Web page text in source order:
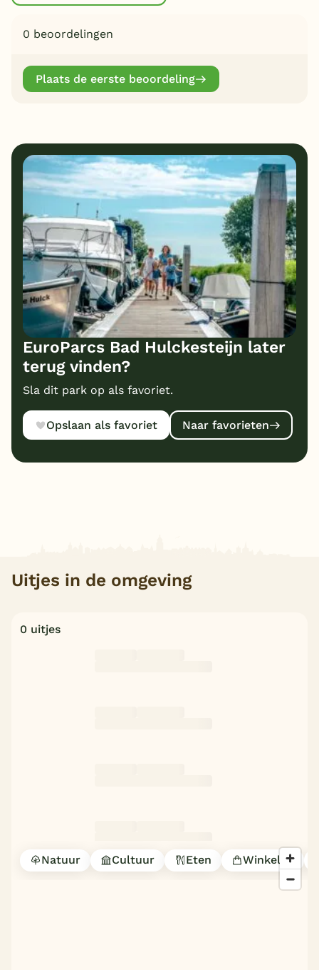
0 beoordelingen
Plaats de eerste beoordeling
EuroParcs Bad Hulckesteijn later
terug vinden?
Sla dit park op als favoriet.
Opslaan als favoriet Naar favorieten
Uitjes in de omgeving
0 uitjes
Natuur Cultuur Eten Winkelen